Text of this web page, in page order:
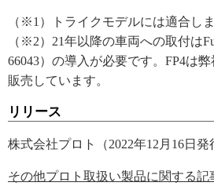
（※1）トライクモデルには適合しま
（※2）21年以降の車両への取付は
66043）の導入が必要です。FP4は
販売しています。
リリース
株式会社プロト（2022年12月16日発
その他プロト取扱い製品に関する記